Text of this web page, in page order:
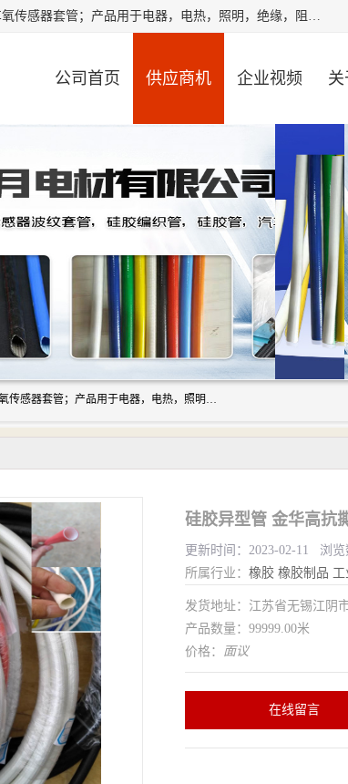
江阴华月电材有限公司是一家硅胶管厂家，主要从事：硅胶编织管、汽车氧传感器套管；产品用于电器，电热，照明，绝缘，阻燃，耐电压，耐热耐高温产品！其中汽车点火线套管，汽车氧传感器套管，波纹套管，平纹套管，外胶内纤套管，波纹橡胶管，多般用于汽车内束线，绝缘，耐高温阻燃，保护等作用。本公司秉承“顾客至上,锐意进取”的经营理念,原则为广大客户提供服务。欢迎广大客户惠顾！
公司首页 供应商机 企业视频 关
江阴华月电材有限公司是一家硅胶管厂家，主要从事：硅胶编织管、汽车氧传感器套管；产品用于电器，电热，照明，绝缘，阻燃，耐电压，耐热耐高温产品！其中汽车点火线套管，汽车氧传感器套管，波纹套管，平纹套管，外胶内纤套管，波纹橡胶管，多般用于汽车内束线，绝缘，耐高温阻燃，保护等作用。本公司秉承“顾客至上,锐意进取”的经营理念,原则为广大客户提供服务。欢迎广大客户惠顾！
硅胶异型管 金华高抗
更新时间：2023-02-11 浏览
所属行业： 橡胶 橡胶制品
发货地址：江苏省无锡江阴
产品数量：99999.00米
价格： 面议
在线留言